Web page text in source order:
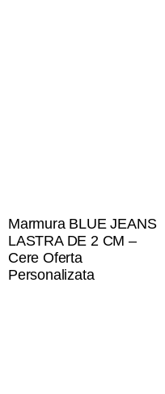
Marmura BLUE JEANS
LASTRA DE 2 CM –
Cere Oferta
Personalizata